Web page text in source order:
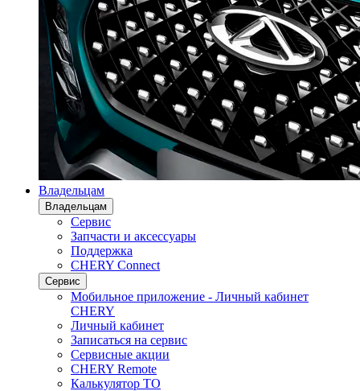
Владельцам
Владельцам
Сервис
Запчасти и аксессуары
Поддержка
CHERY Connect
Сервис
Мобильное приложение - Личный кабинет
CHERY
Личный кабинет
Записаться на сервис
Сервисные акции
CHERY Remote
Калькулятор ТО